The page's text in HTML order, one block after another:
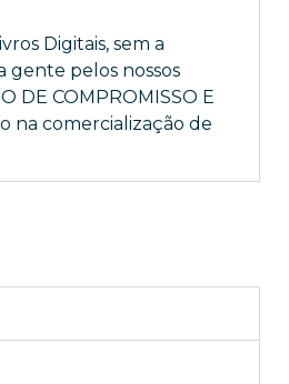
Digitais, sem a
gente pelos nossos
DE COMPROMISSO E
na comercialização de